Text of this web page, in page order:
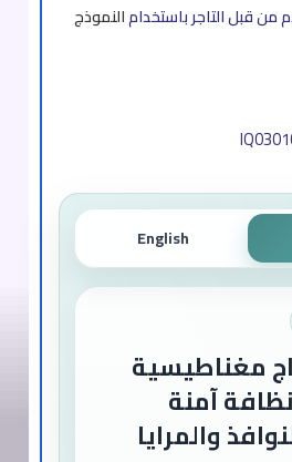
من قبل التاجر باستخدامالنموذج
English
مغناطيسية
آمنة
والمرايا